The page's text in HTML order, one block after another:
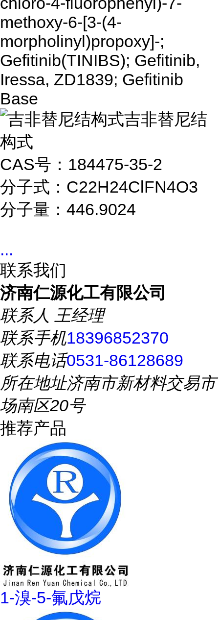
methoxy-6-[3-(4-
morpholinyl)propoxy]-;
Gefitinib(TINIBS); Gefitinib,
Iressa, ZD1839; Gefitinib
Base
吉非替尼结
构式
CAS号：184475-35-2
分子式：C22H24ClFN4O3
分子量：446.9024
...
联系我们
济南仁源化工有限公司
联系人 王经理
联系手机18396852370
联系电话0531-86128689
所在地址济南市新材料交易市
场南区20号
推荐产品
1-溴-5-氟戊烷